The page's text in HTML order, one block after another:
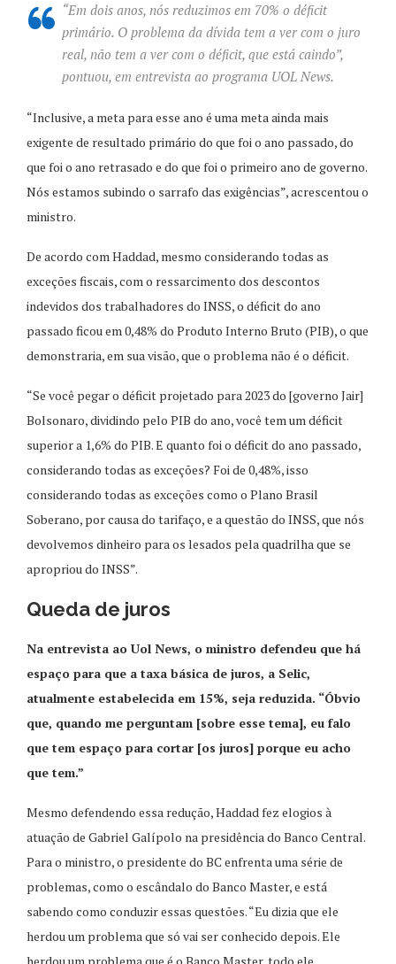
“Em dois anos, nós reduzimos em 70% o déficit
primário. O problema da dívida tem a ver com o juro
real, não tem a ver com o déficit, que está caindo”,
pontuou, em entrevista ao programa UOL News.
“Inclusive, a meta para esse ano é uma meta ainda mais
exigente de resultado primário do que foi o ano passado, do
que foi o ano retrasado e do que foi o primeiro ano de governo.
Nós estamos subindo o sarrafo das exigências”, acrescentou o
ministro.
De acordo com Haddad, mesmo considerando todas as
exceções fiscais, com o ressarcimento dos descontos
indevidos dos trabalhadores do INSS, o déficit do ano
passado ficou em 0,48% do Produto Interno Bruto (PIB), o que
demonstraria, em sua visão, que o problema não é o déficit.
“Se você pegar o déficit projetado para 2023 do [governo Jair]
Bolsonaro, dividindo pelo PIB do ano, você tem um déficit
superior a 1,6% do PIB. E quanto foi o déficit do ano passado,
considerando todas as exceções? Foi de 0,48%, isso
considerando todas as exceções como o Plano Brasil
Soberano, por causa do tarifaço, e a questão do INSS, que nós
devolvemos dinheiro para os lesados pela quadrilha que se
apropriou do INSS”.
Queda de juros
Na entrevista ao Uol News, o ministro defendeu que há
espaço para que a taxa básica de juros, a Selic,
atualmente estabelecida em 15%, seja reduzida. “Óbvio
que, quando me perguntam [sobre esse tema], eu falo
que tem espaço para cortar [os juros] porque eu acho
que tem.”
Mesmo defendendo essa redução, Haddad fez elogios à
atuação de Gabriel Galípolo na presidência do Banco Central.
Para o ministro, o presidente do BC enfrenta uma série de
problemas, como o escândalo do Banco Master, e está
sabendo como conduzir essas questões. “Eu dizia que ele
herdou um problema que só vai ser conhecido depois. Ele